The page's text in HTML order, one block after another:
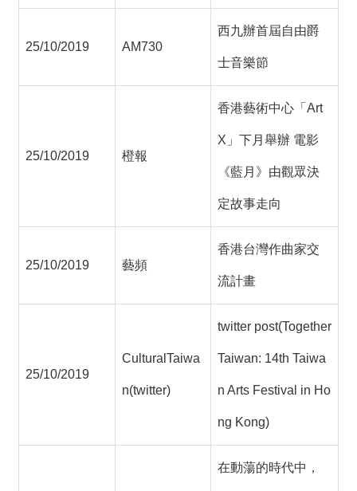
25/10/2019 AM730
西九辦首屆自由爵
士音樂節
25/10/2019 橙報
香港藝術中心「Art
X」下月舉辦 電影
《藍月》由觀眾決
定故事走向
25/10/2019 藝頻
香港台灣作曲家交
流計畫
25/10/2019
CulturalTaiwa
n(twitter)
twitter post(Together
Taiwan: 14th Taiwa
n Arts Festival in Ho
ng Kong)
在動蕩的時代中，